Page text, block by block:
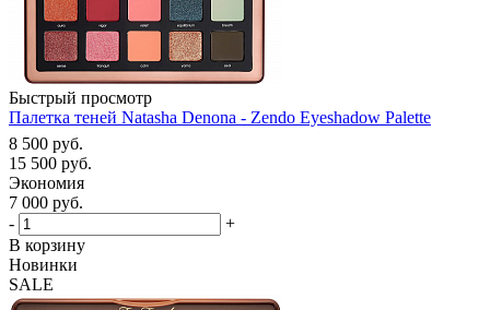
Быстрый просмотр
Палетка теней Natasha Denona - Zendo Eyeshadow Palette
8 500 руб.
15 500 руб.
Экономия
7 000 руб.
-
+
В корзину
Новинки
SALE